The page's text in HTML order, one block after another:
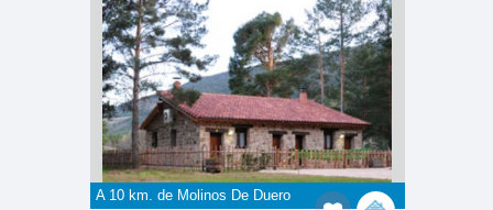
A 10 km. de Molinos De Duero